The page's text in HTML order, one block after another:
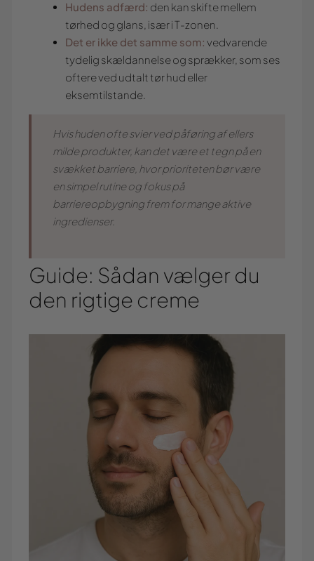
Hudens adfærd: den kan skifte mellem
tørhed og glans, især i T-zonen.
Det er ikke det samme som: vedvarende
tydelig skældannelse og sprækker, som ses
oftere ved udtalt tør hud eller
eksemtilstande.
Hvis huden ofte svier ved påføring af ellers
milde produkter, kan det være et tegn på en
svækket barriere, hvor prioriteten bør være
en simpel rutine og fokus på
barriereopbygning frem for mange aktive
ingredienser.
Guide: Sådan vælger du
den rigtige creme